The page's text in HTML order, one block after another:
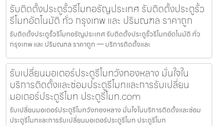
รับติดตั้งประตูรั้วรีโมทอรัญประเทศ รับติดตั้งประตูรั้ว
รีโมทอัตโนมัติ ทั่ว กรุงเทพ และ ปริมณฑล ราคาถูก
รับติดตั้งประตูรั้วรีโมทอรัญประเทศ รับติดตั้งประตูรั้วรีโมทอัตโนมัติ ทั่ว
กรุงเทพ และ ปริมณฑล ราคาถูก — บริการติดตั้งและ
รับเปลี่ยนมอเตอร์ประตูรีโมทวังทองหลาง มั่นใจใน
บริการติดตั้งและซ่อมประตูรีโมทและการรับเปลี่ยน
มอเตอร์ประตูรีโมท ประตูรีโมท.com
รับเปลี่ยนมอเตอร์ประตูรีโมทวังทองหลาง มั่นใจในบริการติดตั้งและซ่อม
ประตูรีโมทและการรับเปลี่ยนมอเตอร์ประตูรีโมท ประตูรีโมท